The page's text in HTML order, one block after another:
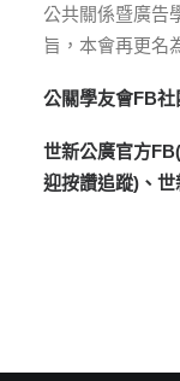
公共關係暨廣告
旨，本會再更名
公關學友會FB社
世新公廣官方FB
迎按讚追蹤)、 世